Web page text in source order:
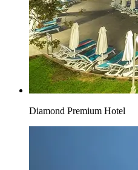
Diamond Premium Hotel